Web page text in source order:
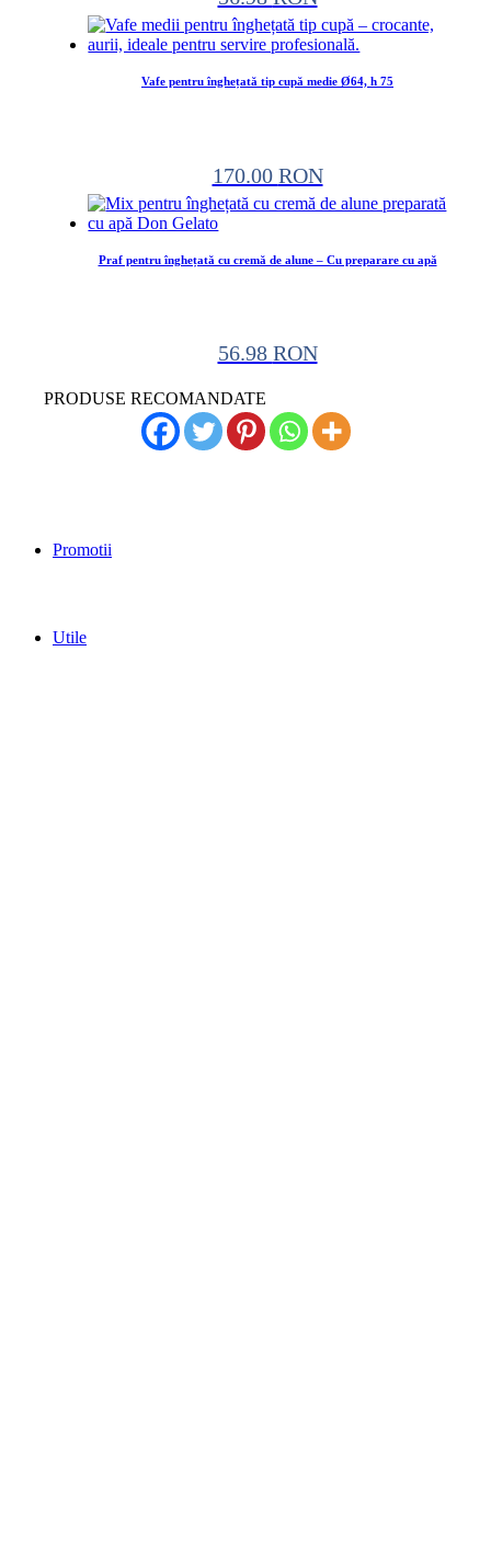
Promotii
Utile
Vafe pentru înghețată tip cupă medie Ø64, h 75
170.00 RON
Praf pentru înghețată cu cremă de alune – Cu preparare cu apă
56.98 RON
PRODUSE RECOMANDATE